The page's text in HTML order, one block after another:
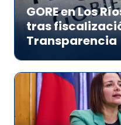
GORE en Los
tras
Transparencia